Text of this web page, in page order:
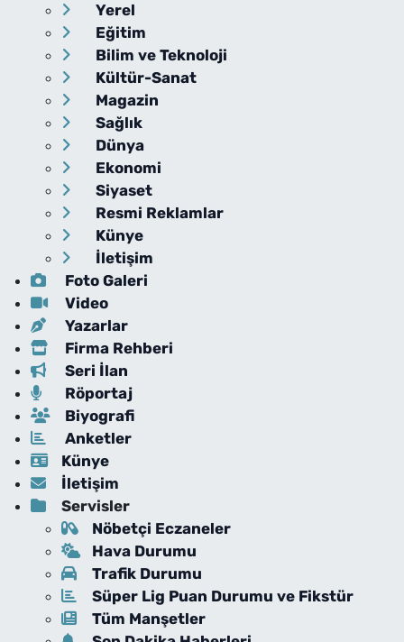
Yerel
Eğitim
Bilim ve Teknoloji
Kültür-Sanat
Magazin
Sağlık
Dünya
Ekonomi
Siyaset
Resmi Reklamlar
Künye
İletişim
Foto Galeri
Video
Yazarlar
Firma Rehberi
Seri İlan
Röportaj
Biyografi
Anketler
Künye
İletişim
Servisler
Nöbetçi Eczaneler
Hava Durumu
Trafik Durumu
Süper Lig Puan Durumu ve Fikstür
Tüm Manşetler